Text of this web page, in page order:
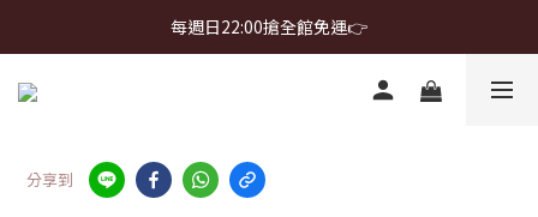
首購免運 $499 起 ＋ 加 LINE 領 $300 折價券 ➤
每週日22:00搶全館免運👉
首購免運 $499 起 ＋ 加 LINE 領 $300 折價券 ➤
分享到